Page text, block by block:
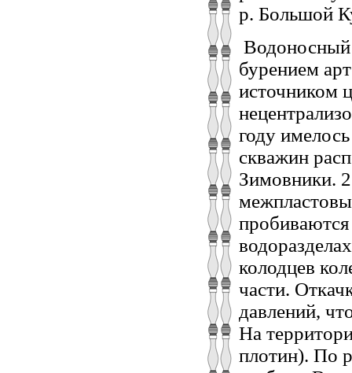
р. Большой
Водоносный
бурением
источником
году
скважин
Зимовники.
колодцев
части.
давлений,
На
плотин). По